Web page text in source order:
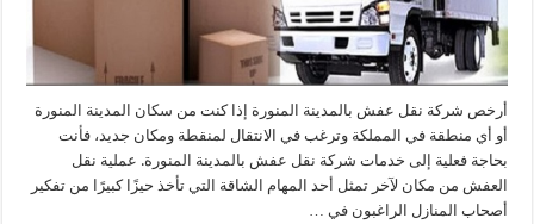
أرخص شركة نقل عفش بالمدينة المنورة إذا كنت من سكان المدينة المنورة
أو أي منطقة في المملكة وترغب في الانتقال لمنقطة ومكان جديد، فأنت
بحاجة فعلية إلى خدمات شركة نقل عفش بالمدينة المنورة. عملية نقل
العفش من مكان لآخر تمثل أحد المهام الشاقة التي تأخذ حيزًا كبيرًا من تفكير
أصحاب المنازل الراغبون في …